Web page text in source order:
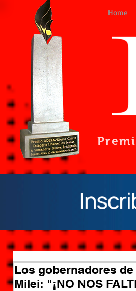
Home
Los gobernadores
Milei: "¡NO NOS